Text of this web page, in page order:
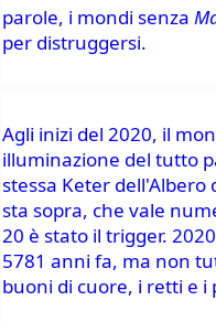
parole, i mondi senza
per distruggersi.
Agli inizi del 2020, il
illuminazione del tutto
stessa Keter dell'Albero
sta sopra, che vale
20 è stato il trigger.
5781 anni fa, ma non
buoni di cuore, i retti e i